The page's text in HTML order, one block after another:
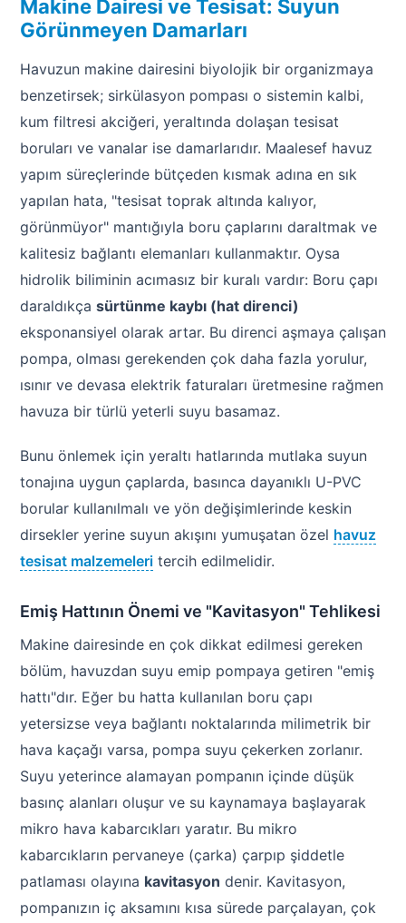
Makine Dairesi ve Tesisat: Suyun
Görünmeyen Damarları
Havuzun makine dairesini biyolojik bir organizmaya
benzetirsek; sirkülasyon pompası o sistemin kalbi,
kum filtresi akciğeri, yeraltında dolaşan tesisat
boruları ve vanalar ise damarlarıdır. Maalesef havuz
yapım süreçlerinde bütçeden kısmak adına en sık
yapılan hata, "tesisat toprak altında kalıyor,
görünmüyor" mantığıyla boru çaplarını daraltmak ve
kalitesiz bağlantı elemanları kullanmaktır. Oysa
hidrolik biliminin acımasız bir kuralı vardır: Boru çapı
daraldıkça sürtünme kaybı (hat direnci)
eksponansiyel olarak artar. Bu direnci aşmaya çalışan
pompa, olması gerekenden çok daha fazla yorulur,
ısınır ve devasa elektrik faturaları üretmesine rağmen
havuza bir türlü yeterli suyu basamaz.
Bunu önlemek için yeraltı hatlarında mutlaka suyun
tonajına uygun çaplarda, basınca dayanıklı U-PVC
borular kullanılmalı ve yön değişimlerinde keskin
dirsekler yerine suyun akışını yumuşatan özel havuz
tesisat malzemeleri tercih edilmelidir.
Emiş Hattının Önemi ve "Kavitasyon" Tehlikesi
Makine dairesinde en çok dikkat edilmesi gereken
bölüm, havuzdan suyu emip pompaya getiren "emiş
hattı"dır. Eğer bu hatta kullanılan boru çapı
yetersizse veya bağlantı noktalarında milimetrik bir
hava kaçağı varsa, pompa suyu çekerken zorlanır.
Suyu yeterince alamayan pompanın içinde düşük
basınç alanları oluşur ve su kaynamaya başlayarak
mikro hava kabarcıkları yaratır. Bu mikro
kabarcıkların pervaneye (çarka) çarpıp şiddetle
patlaması olayına kavitasyon denir. Kavitasyon,
pompanızın iç aksamını kısa sürede parçalayan, çok